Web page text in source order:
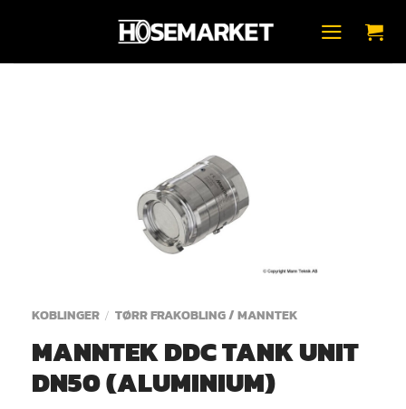
KOBLINGER / TØRR FRAKOBLING / MANNTEK
MANNTEK DDC TANK UNIT
DN50 (ALUMINIUM)